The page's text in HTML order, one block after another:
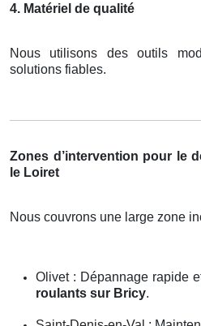
4. Matériel de qualité
Nous utilisons des outils
solutions fiables.
Zones d’intervention pour le
le Loiret
Nous couvrons une large zone
Olivet : Dépannage rapide
roulants sur Bricy.